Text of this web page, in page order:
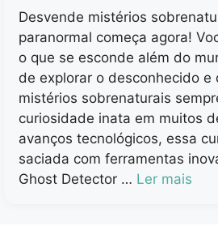
Desvende mistérios
paranormal começa agora!
o que se esconde além do
de explorar o desconhecido e
mistérios sobrenaturais
curiosidade inata em muitos
avanços tecnológicos, essa
saciada com ferramentas
Ghost Detector … Ler mais